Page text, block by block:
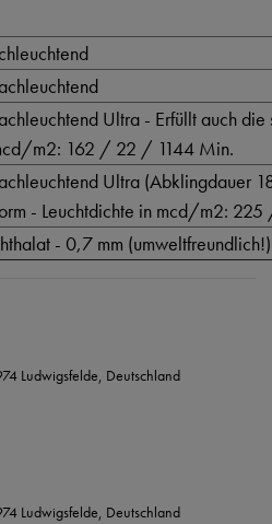
Ultra - Erfüllt auch
m2: 162 / 22 / 1144 Min.
Ultra (Abklingdauer
- Leuchtdichte in mcd/m2:
- 0,7 mm (umweltfreundlich!)
Ludwigsfelde, Deutschland
Ludwigsfelde, Deutschland